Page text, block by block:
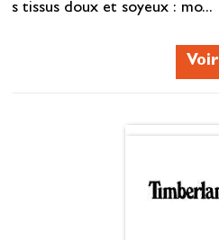
s tissus doux et soyeux : mo...
Voir